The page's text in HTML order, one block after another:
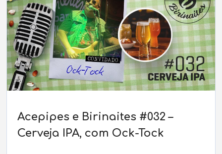
Acepipes e Birinaites #032 –
Cerveja IPA, com Ock-Tock